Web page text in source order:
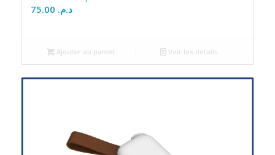
د.م.
Ajouter au panier Voir les détails